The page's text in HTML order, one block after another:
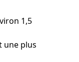
1,5
une plus